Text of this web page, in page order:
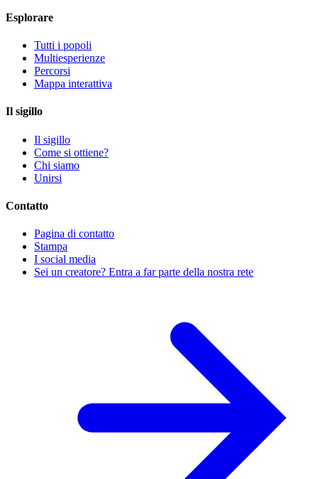
Esplorare
Tutti i popoli
Multiesperienze
Percorsi
Mappa interattiva
Il sigillo
Il sigillo
Come si ottiene?
Chi siamo
Unirsi
Contatto
Pagina di contatto
Stampa
I social media
Sei un creatore? Entra a far parte della nostra rete